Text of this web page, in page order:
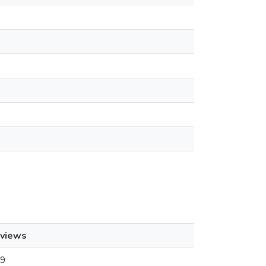
views
9